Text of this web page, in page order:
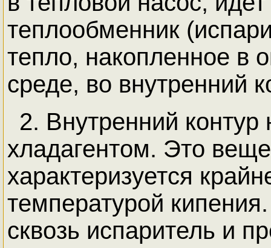
теплообменник
тепло, накопленное в
среде, во внутренний
2. Внутренний контур
хладагентом. Это
характеризуется
температурой
сквозь испаритель и